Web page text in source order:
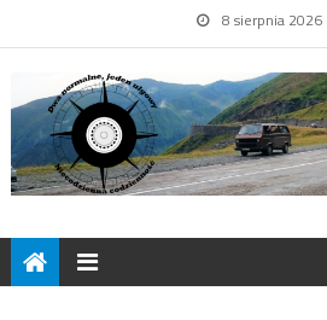
8 sierpnia 2026